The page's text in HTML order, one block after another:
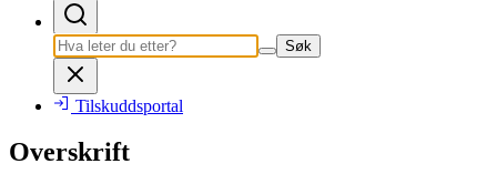
Søk
Tilskuddsportal
Overskrift